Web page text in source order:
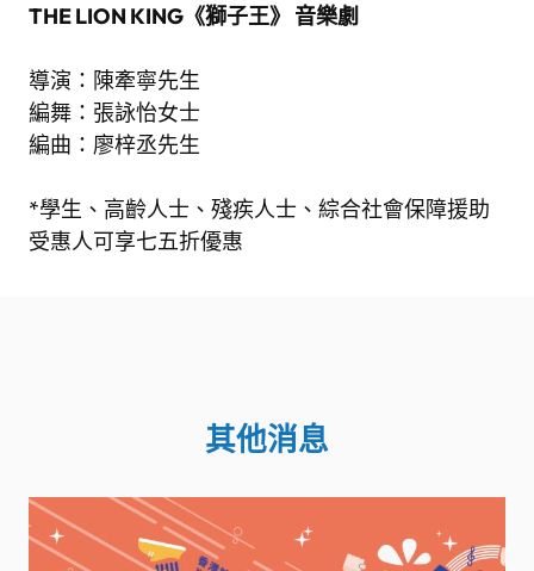
THE LION KING《獅子王》 音樂劇
導演：陳牽寧先生
編舞：張詠怡女士
編曲：廖梓丞先生
*學生、高齡人士、殘疾人士、綜合社會保障援助
受惠人可享七五折優惠
其他消息